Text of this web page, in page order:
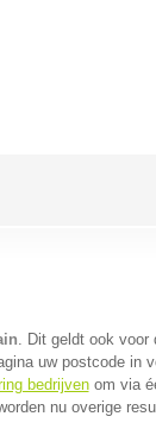
. Dit geldt ook voor
uw postcode in
bedrijvenom via
nu overige